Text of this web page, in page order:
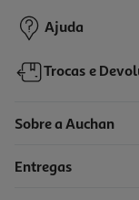
Ajuda
Trocas e
Sobre a Auchan
Entregas